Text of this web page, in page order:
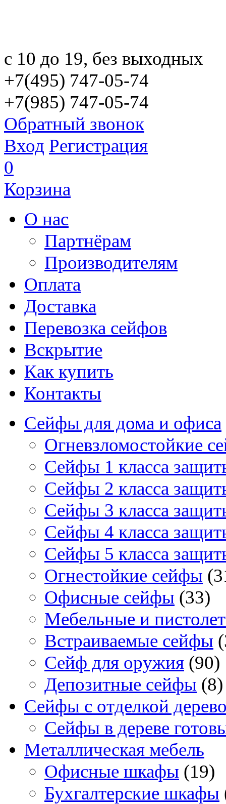
с 10 до 19, без выходных
+7(495) 747-05-74
+7(985) 747-05-74
Обратный звонок
Вход Регистрация
0
Корзина
О нас
Партнёрам
Производителям
Оплата
Доставка
Перевозка сейфов
Вскрытие
Как купить
Контакты
Сейфы для дома и офиса
Огневзломостойкие
Сейфы 1 класса
Сейфы 2 класса
Сейфы 3 класса
Сейфы 4 класса
Сейфы 5 класса
Огнестойкие сейфы
Офисные сейфы (33)
Мебельные и
Встраиваемые сейфы
Сейф для оружия (90)
Депозитные сейфы (8)
Сейфы с отделкой
Сейфы в дереве
Металлическая мебель
Офисные шкафы (19)
Бухгалтерские шкафы